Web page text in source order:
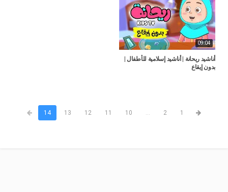
09:04
أناشيد ريحانة | أناشيد إسلامية للأطفال |
بدون إيقاع
1
2
...
10
11
12
13
14